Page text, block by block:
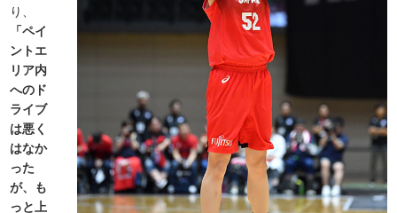
り、
「ペイ
ントエ
リア内
へのド
ライブ
は悪く
はなか
った
が、も
っと上